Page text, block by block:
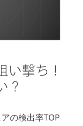
い撃ち！
？
の検出率TOP